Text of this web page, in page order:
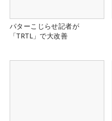
パターこじらせ記者が
「TRTL」で大改善